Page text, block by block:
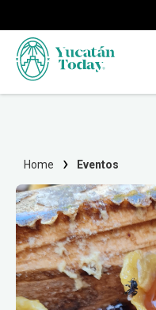
Home Eventos